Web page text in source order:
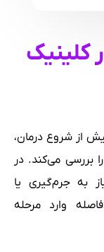
کلینیک
از شروع درمان،
بررسی می‌کند. در
به جرم‌گیری یا
وارد مرحله